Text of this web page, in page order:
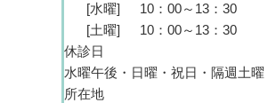
[水曜]
10：00～13：30
[土曜]
10：00～13：30
休診日
水曜午後・日曜・祝日・隔週土曜
所在地